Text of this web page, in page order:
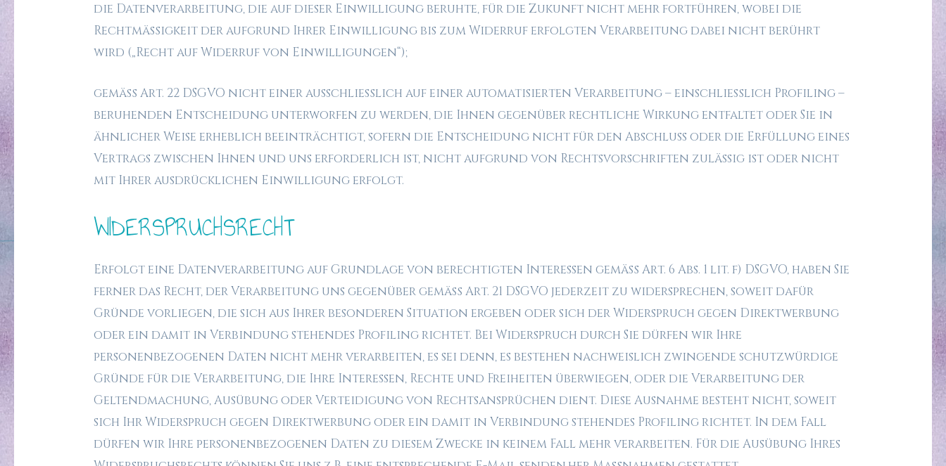
die Datenverarbeitung, die auf dieser Einwilligung beruhte, für die Zukunft nicht mehr fortführen, wobei die
Rechtmäßigkeit der aufgrund Ihrer Einwilligung bis zum Widerruf erfolgten Verarbeitung dabei nicht berührt
wird („Recht auf Widerruf von Einwilligungen“);
gemäß Art. 22 DSGVO nicht einer ausschließlich auf einer automatisierten Verarbeitung – einschließlich Profiling –
beruhenden Entscheidung unterworfen zu werden, die Ihnen gegenüber rechtliche Wirkung entfaltet oder Sie in
ähnlicher Weise erheblich beeinträchtigt, sofern die Entscheidung nicht für den Abschluss oder die Erfüllung eines
Vertrags zwischen Ihnen und uns erforderlich ist, nicht aufgrund von Rechtsvorschriften zulässig ist oder nicht
mit Ihrer ausdrücklichen Einwilligung erfolgt.
WIDERSPRUCHSRECHT
Erfolgt eine Datenverarbeitung auf Grundlage von berechtigten Interessen gemäß Art. 6 Abs. 1 lit. f) DSGVO, haben Sie
ferner das Recht, der Verarbeitung uns gegenüber gemäß Art. 21 DSGVO jederzeit zu widersprechen, soweit dafür
Gründe vorliegen, die sich aus Ihrer besonderen Situation ergeben oder sich der Widerspruch gegen Direktwerbung
oder ein damit in Verbindung stehendes Profiling richtet. Bei Widerspruch durch Sie dürfen wir Ihre
personenbezogenen Daten nicht mehr verarbeiten, es sei denn, es bestehen nachweislich zwingende schutzwürdige
Gründe für die Verarbeitung, die Ihre Interessen, Rechte und Freiheiten überwiegen, oder die Verarbeitung der
Geltendmachung, Ausübung oder Verteidigung von Rechtsansprüchen dient. Diese Ausnahme besteht nicht, soweit
sich Ihr Widerspruch gegen Direktwerbung oder ein damit in Verbindung stehendes Profiling richtet. In dem Fall
dürfen wir Ihre personenbezogenen Daten zu diesem Zwecke in keinem Fall mehr verarbeiten. Für die Ausübung Ihres